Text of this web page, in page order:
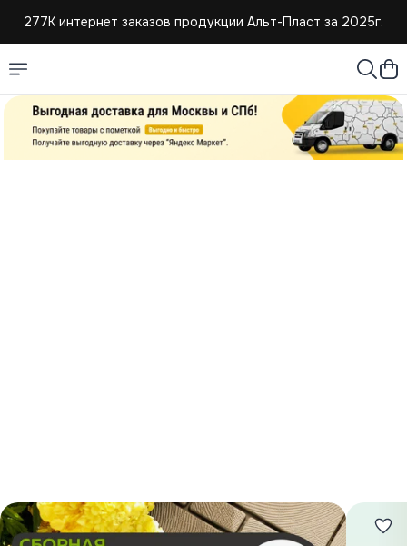
277К интернет заказов продукции Альт-Пласт за 2025г.
Создаем и продаем изделия из пластмассы с 2004г.